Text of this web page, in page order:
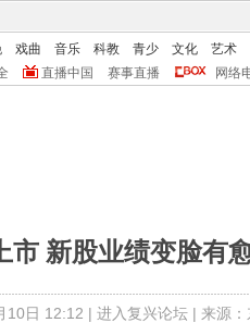
戏曲 音乐 科教 青少 文化
艺术
直播中国 赛事直播 网络
市 新股业绩变脸有
10日 12:12 | 进入复兴论坛| 来源